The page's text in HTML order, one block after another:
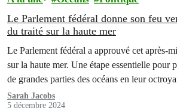
Le Parlement fédéral donne son feu
du traité sur la haute mer
Le Parlement fédéral a approuvé cet après-
sur la haute mer. Une étape essentielle pour
de grandes parties des océans en leur
marines.
Sarah Jacobs
5 décembre 2024